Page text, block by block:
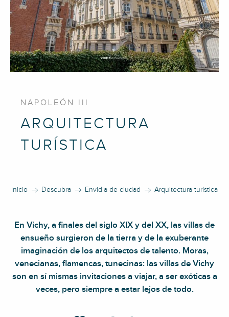
NAPOLEÓN III
ARQUITECTURA
TURÍSTICA
Inicio Descubra Envidia de ciudad Arquitectura turística
En Vichy, a finales del siglo XIX y del XX, las villas de
ensueño surgieron de la tierra y de la exuberante
imaginación de los arquitectos de talento. Moras,
venecianas, flamencas, tunecinas: las villas de Vichy
son en sí mismas invitaciones a viajar, a ser exóticas a
veces, pero siempre a estar lejos de todo.